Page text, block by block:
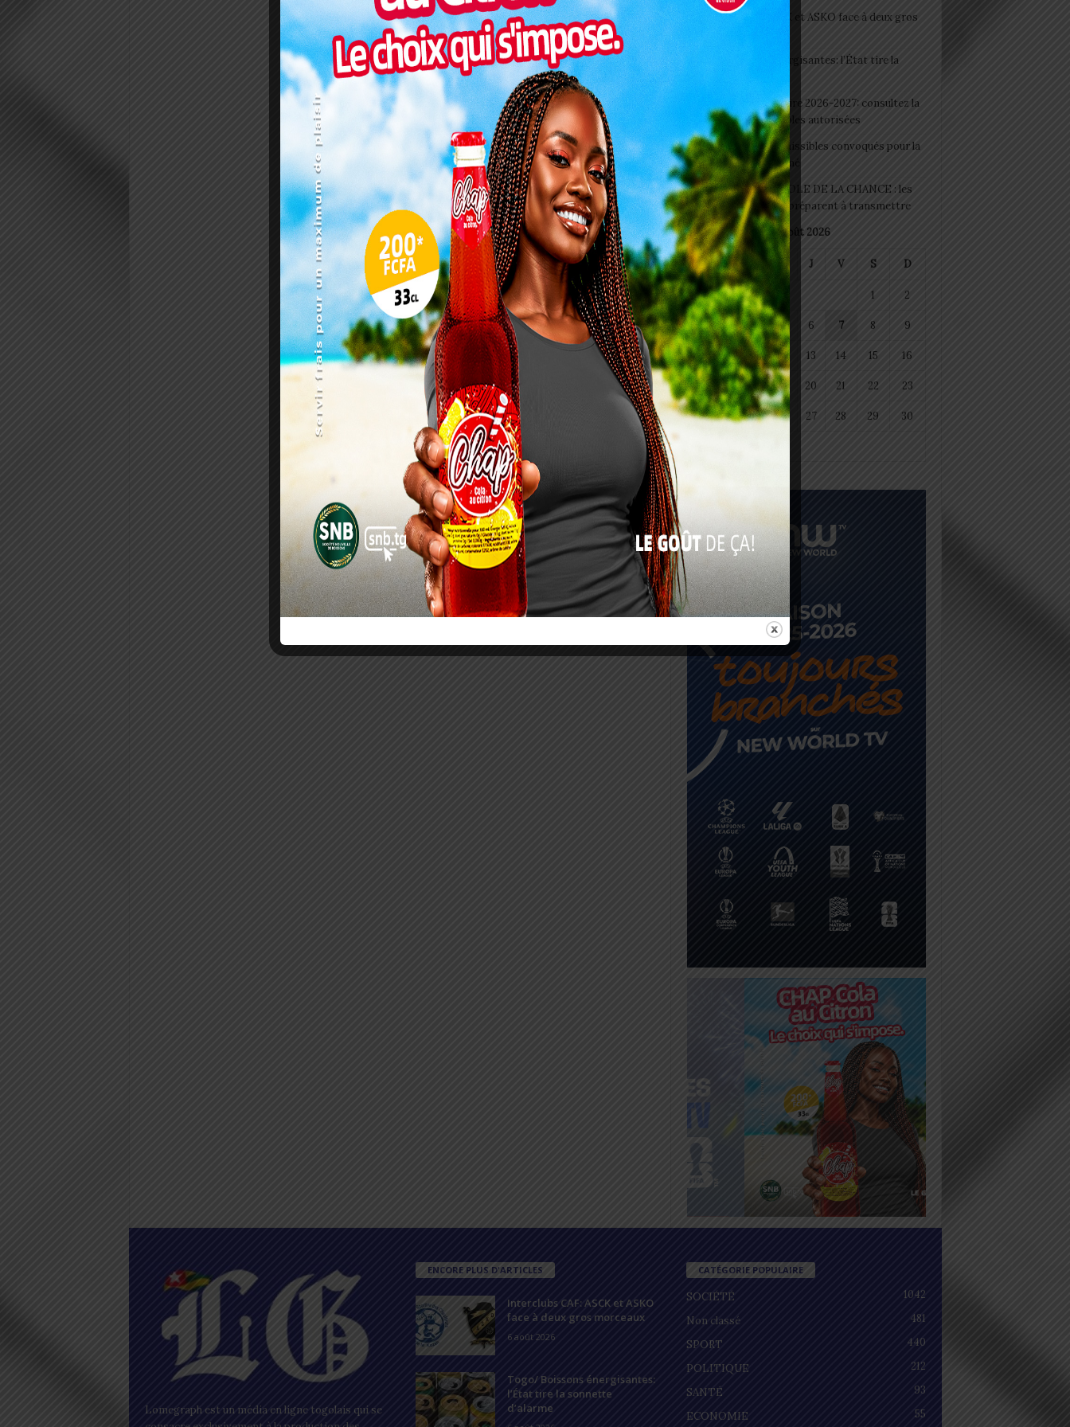
Interclubs CAF: ASCK et ASKO face à deux gros
Togo/ Boissons énergisantes: l’État tire la
Togo/ Rentrée scolaire 2026-2027: consultez la
liste officielle des écoles autorisées
ESSAL 2026 : les admissibles convoqués pour la
visite médicale à Lomé
SWEDD+ Togo / ECOLE DE LA CHANCE : les
maitres-artisans se préparent à transmettre
août 2026
L M M J V S D
1 2
3 4 5 6 7 8 9
10 11 12 13 14 15 16
17 18 19 20 21 22 23
24 25 26 27 28 29 30
Lomegraph est un média en ligne togolais qui se
ENCORE PLUS D'ARTICLES
Interclubs CAF: ASCK et ASKO
face à deux gros morceaux
6 août 2026
Togo/ Boissons énergisantes:
l’État tire la sonnette
d’alarme
CATÉGORIE POPULAIRE
SOCIÉTÉ
1042
Non classé
481
SPORT
440
POLITIQUE
212
SANTÉ
93
ECONOMIE
55